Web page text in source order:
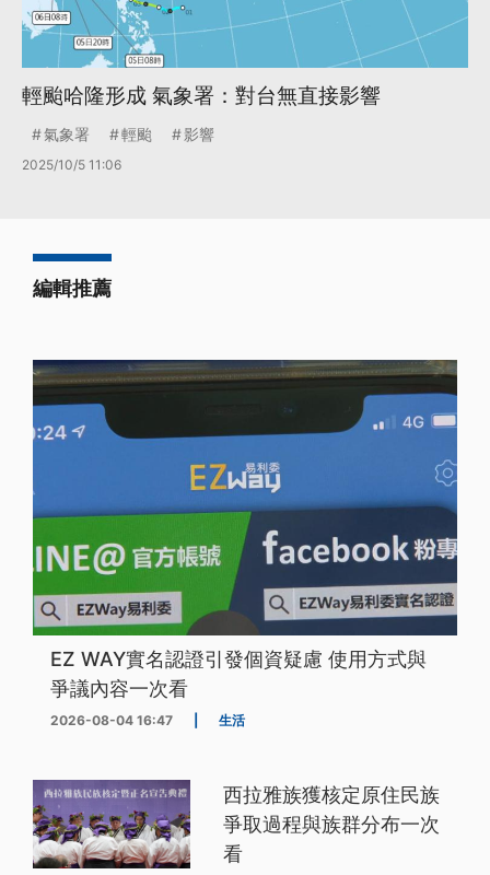
輕颱哈隆形成 氣象署：對台無直接影響
氣象署 輕颱 影響
2025/10/5 11:06
編輯推薦
EZ WAY實名認證引發個資疑慮 使用方式與
爭議內容一次看
2026-08-04 16:47 生活
西拉雅族獲核定原住民族
爭取過程與族群分布一次
看